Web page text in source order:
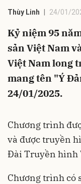
Thùy Linh 24/01/
Kỷ niệm 95
sản Việt Nam
Việt Nam long
mang tên "Ý
24/01/2025.
Chương trình
và được truyền
Đài Truyền hình
Chương trình có